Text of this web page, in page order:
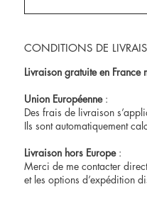
CONDITIONS DE
Livraison gratuite en France
Union Européenne:
Des frais de livraison
Ils sont automatiquement
Livraison hors Europe:
Merci de me contacter
et les options d’expédition